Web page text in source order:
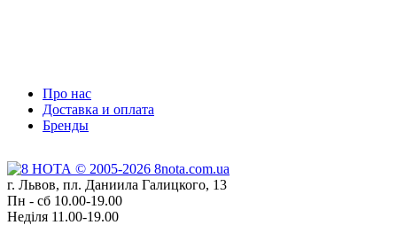
Про нас
Доставка и оплата
Бренды
г. Львов, пл. Даниила Галицкого, 13
Пн - сб 10.00-19.00
Неділя 11.00-19.00